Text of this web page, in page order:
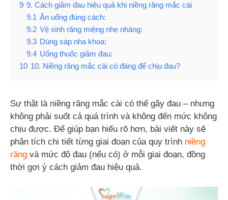
9 9. Cách giảm đau hiệu quả khi niềng răng mắc cài
9.1 Ăn uống đúng cách:
9.2 Vệ sinh răng miệng nhẹ nhàng:
9.3 Dùng sáp nha khoa:
9.4 Uống thuốc giảm đau:
10 10. Niềng răng mắc cài có đáng để chịu đau?
Sự thật là niềng răng mắc cài có thể gây đau – nhưng
không phải suốt cả quá trình và không đến mức không
chịu được. Để giúp bạn hiểu rõ hơn, bài viết này sẽ
phân tích chi tiết từng giai đoạn của quy trình niềng
răng và mức độ đau (nếu có) ở mỗi giai đoạn, đồng
thời gợi ý cách giảm đau hiệu quả.